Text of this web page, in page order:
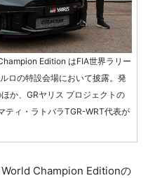
Edition はFIA世界ラリー
ロの特設会場において披露。発
か、GRヤリス プロジェクトの
ティ・ラトバラTGR-WRT代表が
Champion Editionの